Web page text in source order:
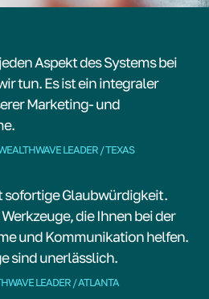
Aspekt des Systems bei
tun. Es ist ein integraler
Marketing- und
LEADER / TEXAS
sofortige Glaubwürdigkeit.
die Ihnen bei der
und Kommunikation helfen.
sind unerlässlich.
LEADER / ATLANTA